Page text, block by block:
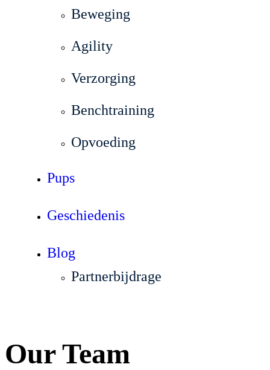
Beweging
Agility
Verzorging
Benchtraining
Opvoeding
Pups
Geschiedenis
Blog
Partnerbijdrage
Our Team